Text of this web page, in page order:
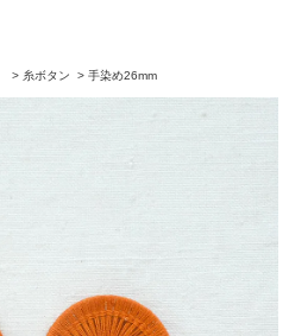
> 糸ボタン >手染め26mm